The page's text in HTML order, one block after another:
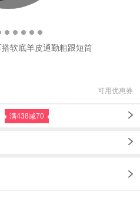
软底羊皮通勤粗跟短筒
可用优惠券
满438减70